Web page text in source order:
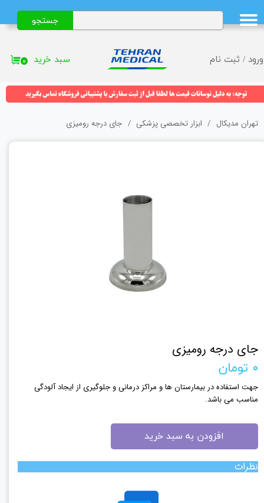
ورود / ثبت نام
حساب کاربری من
تغییر گذر واژه
خروج از حساب کاربری
جستجو
۰ سبد خرید
تهران مدیکال ابزار تخصصی پزشکی جای درجه رومیزی
جای درجه رومیزی
۰ تومان
جهت استفاده در بیمارستان ها و مراکز درمانی و جلوگیری از ایجاد آلودگی
مناسب می باشد.
افزودن به سبد خرید
نظرات